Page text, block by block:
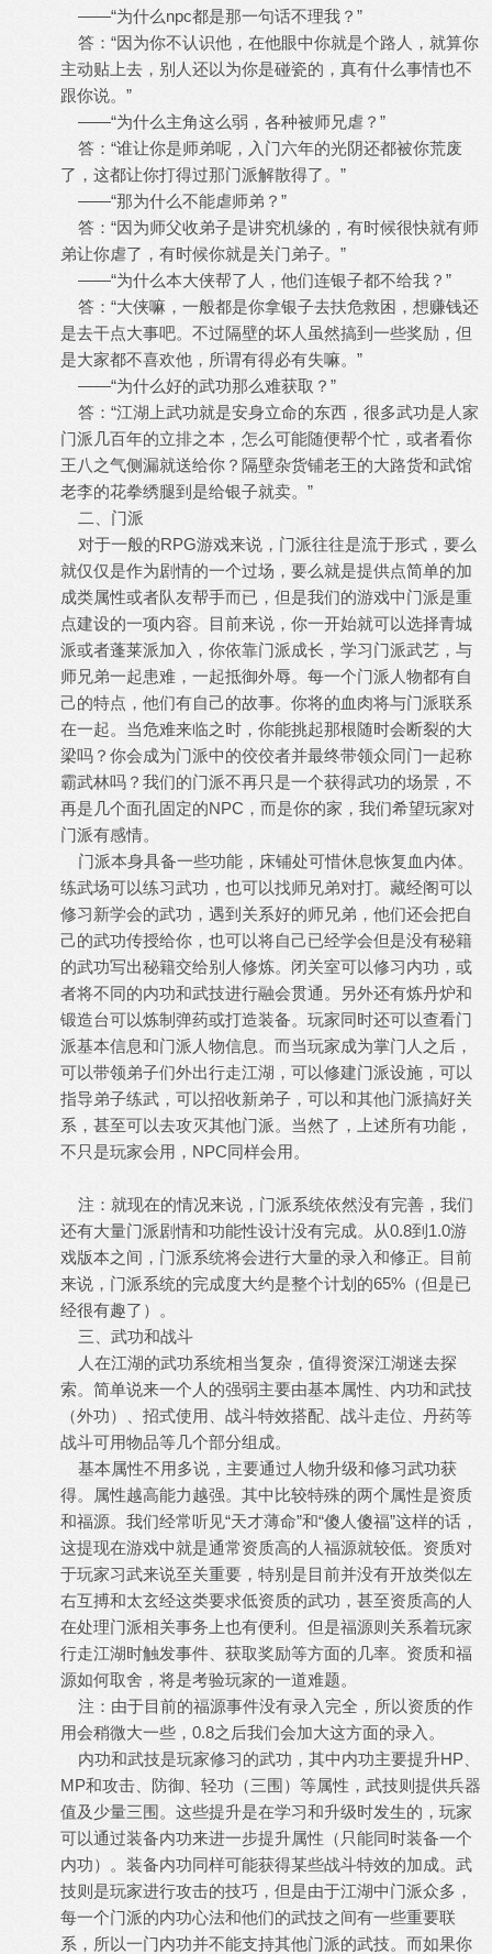
——“为什么npc都是那一句话不理我？”
答：“因为你不认识他，在他眼中你就是个路人，就算你
主动贴上去，别人还以为你是碰瓷的，真有什么事情也不
跟你说。”
——“为什么主角这么弱，各种被师兄虐？”
答：“谁让你是师弟呢，入门六年的光阴还都被你荒废
了，这都让你打得过那门派解散得了。”
——“那为什么不能虐师弟？”
答：“因为师父收弟子是讲究机缘的，有时候很快就有师
弟让你虐了，有时候你就是关门弟子。”
——“为什么本大侠帮了人，他们连银子都不给我？”
答：“大侠嘛，一般都是你拿银子去扶危救困，想赚钱还
是去干点大事吧。不过隔壁的坏人虽然搞到一些奖励，但
是大家都不喜欢他，所谓有得必有失嘛。”
——“为什么好的武功那么难获取？”
答：“江湖上武功就是安身立命的东西，很多武功是人家
门派几百年的立排之本，怎么可能随便帮个忙，或者看你
王八之气侧漏就送给你？隔壁杂货铺老王的大路货和武馆
老李的花拳绣腿到是给银子就卖。”
二、门派
对于一般的RPG游戏来说，门派往往是流于形式，要么
就仅仅是作为剧情的一个过场，要么就是提供点简单的加
成类属性或者队友帮手而已，但是我们的游戏中门派是重
点建设的一项内容。目前来说，你一开始就可以选择青城
派或者蓬莱派加入，你依靠门派成长，学习门派武艺，与
师兄弟一起患难，一起抵御外辱。每一个门派人物都有自
己的特点，他们有自己的故事。你将的血肉将与门派联系
在一起。当危难来临之时，你能挑起那根随时会断裂的大
梁吗？你会成为门派中的佼佼者并最终带领众同门一起称
霸武林吗？我们的门派不再只是一个获得武功的场景，不
再是几个面孔固定的NPC，而是你的家，我们希望玩家对
门派有感情。
门派本身具备一些功能，床铺处可惜休息恢复血内体。
练武场可以练习武功，也可以找师兄弟对打。藏经阁可以
修习新学会的武功，遇到关系好的师兄弟，他们还会把自
己的武功传授给你，也可以将自己已经学会但是没有秘籍
的武功写出秘籍交给别人修炼。闭关室可以修习内功，或
者将不同的内功和武技进行融会贯通。另外还有炼丹炉和
锻造台可以炼制弹药或打造装备。玩家同时还可以查看门
派基本信息和门派人物信息。而当玩家成为掌门人之后，
可以带领弟子们外出行走江湖，可以修建门派设施，可以
指导弟子练武，可以招收新弟子，可以和其他门派搞好关
系，甚至可以去攻灭其他门派。当然了，上述所有功能，
不只是玩家会用，NPC同样会用。
注：就现在的情况来说，门派系统依然没有完善，我们
还有大量门派剧情和功能性设计没有完成。从0.8到1.0游
戏版本之间，门派系统将会进行大量的录入和修正。目前
来说，门派系统的完成度大约是整个计划的65%（但是已
经很有趣了）。
三、武功和战斗
人在江湖的武功系统相当复杂，值得资深江湖迷去探
索。简单说来一个人的强弱主要由基本属性、内功和武技
（外功）、招式使用、战斗特效搭配、战斗走位、丹药等
战斗可用物品等几个部分组成。
基本属性不用多说，主要通过人物升级和修习武功获
得。属性越高能力越强。其中比较特殊的两个属性是资质
和福源。我们经常听见“天才薄命”和“傻人傻福”这样的话，
这提现在游戏中就是通常资质高的人福源就较低。资质对
于玩家习武来说至关重要，特别是目前并没有开放类似左
右互搏和太玄经这类要求低资质的武功，甚至资质高的人
在处理门派相关事务上也有便利。但是福源则关系着玩家
行走江湖时触发事件、获取奖励等方面的几率。资质和福
源如何取舍，将是考验玩家的一道难题。
注：由于目前的福源事件没有录入完全，所以资质的作
用会稍微大一些，0.8之后我们会加大这方面的录入。
内功和武技是玩家修习的武功，其中内功主要提升HP、
MP和攻击、防御、轻功（三围）等属性，武技则提供兵器
值及少量三围。这些提升是在学习和升级时发生的，玩家
可以通过装备内功来进一步提升属性（只能同时装备一个
内功）。装备内功同样可能获得某些战斗特效的加成。武
技则是玩家进行攻击的技巧，但是由于江湖中门派众多，
每一个门派的内功心法和他们的武技之间有一些重要联
系，所以一门内功并不能支持其他门派的武技。而如果你